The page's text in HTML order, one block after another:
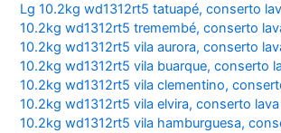
Lg 10.2kg wd1312rt5 tatuapé,conserto
10.2kg wd1312rt5 tremembé,conserto
10.2kg wd1312rt5 vila aurora,conserto
10.2kg wd1312rt5 vila buarque,conserto
10.2kg wd1312rt5 vila clementino,
10.2kg wd1312rt5 vila elvira,conserto
10.2kg wd1312rt5 vila hamburguesa,